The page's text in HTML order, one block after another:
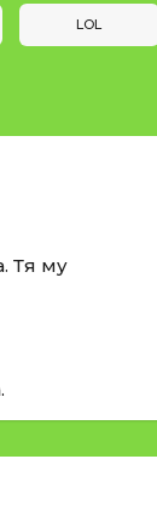
LOL
Тя му